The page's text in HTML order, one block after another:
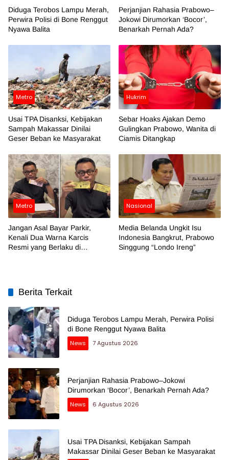
Diduga Terobos Lampu Merah,
Perwira Polisi di Bone Renggut
Nyawa Balita
Perjanjian Rahasia Prabowo–
Jokowi Dirumorkan ‘Bocor’,
Benarkah Pernah Ada?
Metro
Usai TPA Disanksi, Kebijakan
Sampah Makassar Dinilai
Geser Beban ke Masyarakat
Hukrim
Sebar Hoaks Ajakan Demo
Gulingkan Prabowo, Wanita di
Ciamis Ditangkap
Metro
Jangan Asal Bayar Parkir,
Kenali Dua Warna Karcis
Resmi yang Berlaku di
Nasional
Media Belanda Ungkit Isu
Indonesia Bangkrut, Prabowo
Singgung “Londo Ireng”
Berita Terkait
Diduga Terobos Lampu Merah, Perwira Polisi
di Bone Renggut Nyawa Balita
News
7 Agustus 2026
Perjanjian Rahasia Prabowo–Jokowi
Dirumorkan ‘Bocor’, Benarkah Pernah Ada?
News
6 Agustus 2026
Usai TPA Disanksi, Kebijakan Sampah
Makassar Dinilai Geser Beban ke Masyarakat